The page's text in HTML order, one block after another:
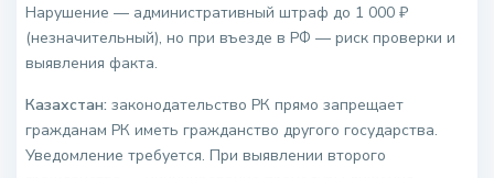
Нарушение — административный штраф до 1 000 ₽
(незначительный), но при въезде в РФ — риск проверки и
выявления факта.
Казахстан: законодательство РК прямо запрещает
гражданам РК иметь гражданство другого государства.
Уведомление требуется. При выявлении второго